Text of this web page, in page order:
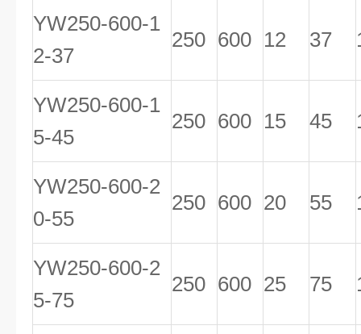
YW250-600-1
2-37
250 600 12 37
YW250-600-1
5-45
250 600 15 45
YW250-600-2
0-55
250 600 20 55
YW250-600-2
5-75
250 600 25 75